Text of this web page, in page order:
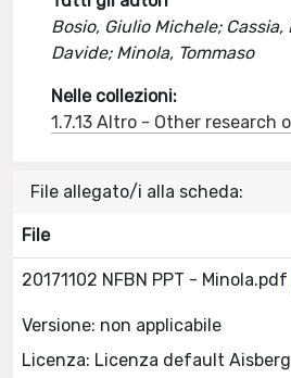
Bosio, Giulio Michele; Cassia,
Davide; Minola, Tommaso
Nelle collezioni:
1.7.13 Altro - Other research
File allegato/i alla scheda:
File
20171102 NFBN PPT - Minola.pdf
Versione: non applicabile
Licenza: Licenza default Aisberg